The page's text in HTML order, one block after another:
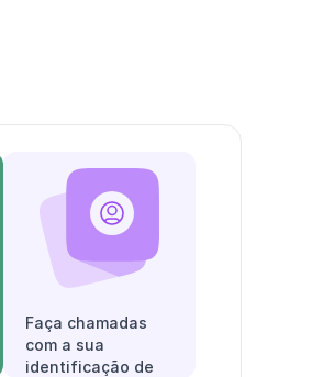
Faça chamadas
com a sua
identificação de